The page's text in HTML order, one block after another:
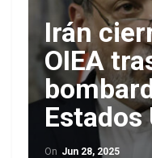
Irán
OIEA
Estados
On Jun 28, 2025